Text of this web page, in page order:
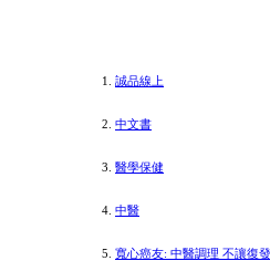
誠品線上
中文書
醫學保健
中醫
寬心癌友: 中醫調理 不讓復